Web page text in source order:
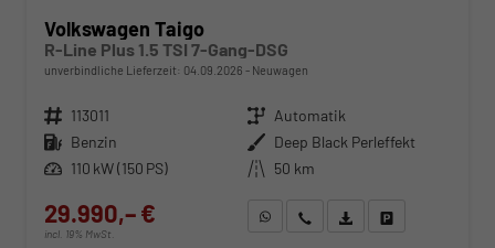
Volkswagen Taigo
R-Line Plus 1.5 TSI 7-Gang-DSG
unverbindliche Lieferzeit: 04.09.2026 Neuwagen
Fahrzeugnr. 113011 Getriebe Automatik
Kraftstoff Benzin Außenfarbe Deep Black Perleffekt
Leistung 110 kW (150 PS) Kilometerstand 50 km
29.990,– €
incl. 19% MwSt.
WhatsApp anfragen
Wir rufen Sie anFahrzeugexposé (PDF)